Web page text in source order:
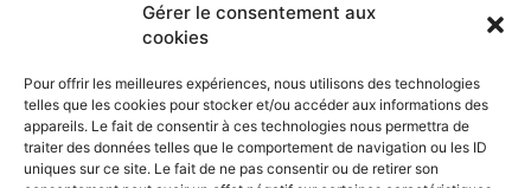
Gérer le consentement aux
cookies
Pour offrir les meilleures expériences, nous utilisons des technologies
telles que les cookies pour stocker et/ou accéder aux informations des
appareils. Le fait de consentir à ces technologies nous permettra de
traiter des données telles que le comportement de navigation ou les ID
uniques sur ce site. Le fait de ne pas consentir ou de retirer son
Accueil Economie Entreprises Entrepreneur